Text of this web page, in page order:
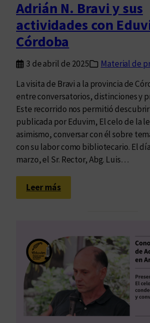
e
r
s
o
n
s
y
l
a
s
l
e
n
g
u
Adrián N. Bravi y sus
actividades con
Córdoba
3 de abril de 2025
Material de
La visita de Bravi a la provincia de
entre conversatorios, distinciones y
Este recorrido nos permitió
publicada por Eduvim, El celo de la
asimismo, conversar con él sobre
con su labor como bibliotecario. El
marzo, el Sr. Rector, Abg. Luis…
Leer más:
A
i
á
N
.